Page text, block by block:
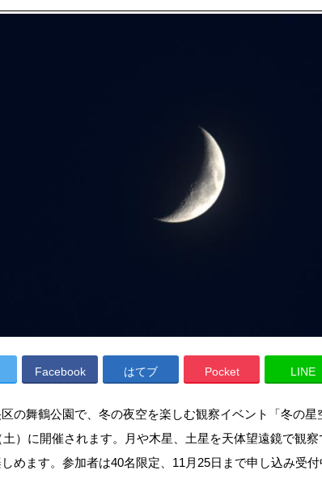
Facebook はてブ Pocket LINE
の舞鶴公園で、冬の夜空を楽しむ観察イベント「冬の星
土）に開催されます。月や木星、土星を天体望遠鏡で観
めます。参加者は40名限定、11月25日まで申し込み受付